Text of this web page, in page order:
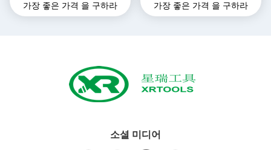
트
가장 좋은 가격 을 구하라
모래를 뿌립니다
가장 좋은 가격 을 구하라
소셜 미디어